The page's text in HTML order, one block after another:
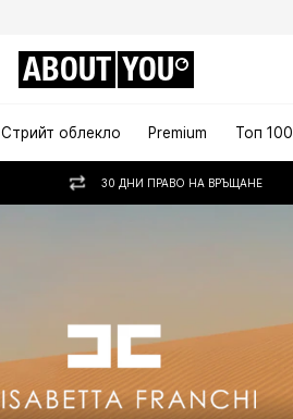
ABOUT YOU
Стрийт облекло Premium Топ 100
30 ДНИ ПРАВО НА ВРЪЩАНЕ